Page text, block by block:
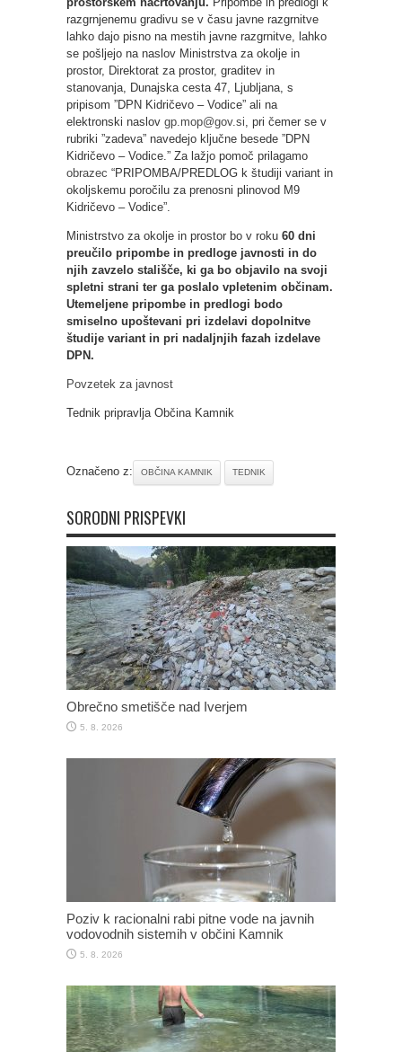
razgrnjenemu gradivu se v času javne razgrnitve
lahko dajo pisno na mestih javne razgrnitve, lahko
se pošljejo na naslov Ministrstva za okolje in
prostor, Direktorat za prostor, graditev in
stanovanja, Dunajska cesta 47, Ljubljana, s
pripisom ”DPN Kidričevo – Vodice” ali na
elektronski naslov gp.mop@gov.si , pri čemer se v
rubriki ”zadeva” navedejo ključne besede ”DPN
Kidričevo – Vodice.” Za lažjo pomoč prilagamo
obrazec “PRIPOMBA/PREDLOG k študiji variant in
okoljskemu poročilu za prenosni plinovod M9
Kidričevo – Vodice”.
Ministrstvo za okolje in prostor bo v roku 60 dni
preučilo pripombe in predloge javnosti in do
njih zavzelo stališče, ki ga bo objavilo na svoji
spletni strani ter ga poslalo vpletenim občinam.
Utemeljene pripombe in predlogi bodo
smiselno upoštevani pri izdelavi dopolnitve
študije variant in pri nadaljnjih fazah izdelave
DPN.
Povzetek za javnost
Tednik pripravlja Občina Kamnik
Označeno z: OBČINA KAMNIK TEDNIK
SORODNI PRISPEVKI
Obrečno smetišče nad Iverjem
5. 8. 2026
Poziv k racionalni rabi pitne vode na javnih
vodovodnih sistemih v občini Kamnik
5. 8. 2026